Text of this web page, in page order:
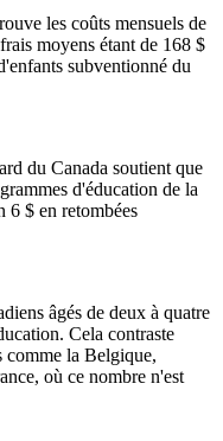
les coûts mensuels de
moyens étant de 168 $
subventionné du
du Canada soutient que
d'éducation de la
6 $ en retombées
âgés de deux à quatre
Cela contraste
comme la Belgique,
où ce nombre n'est